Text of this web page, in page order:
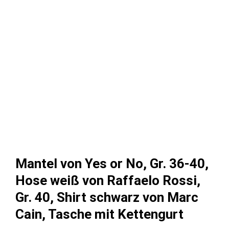
Mantel von Yes or No, Gr. 36-40,
Hose weiß von Raffaelo Rossi,
Gr. 40, Shirt schwarz von Marc
Cain, Tasche mit Kettengurt